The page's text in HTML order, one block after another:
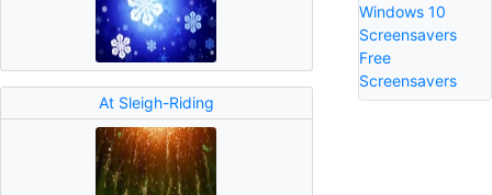
At Sleigh-Riding
Windows 10
Screensavers
Free
Screensavers